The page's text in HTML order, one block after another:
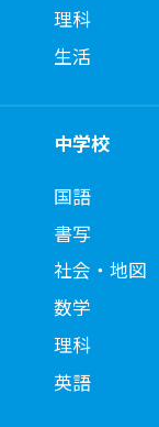
理科
生活
中学校
国語
書写
社会・地図
数学
理科
英語